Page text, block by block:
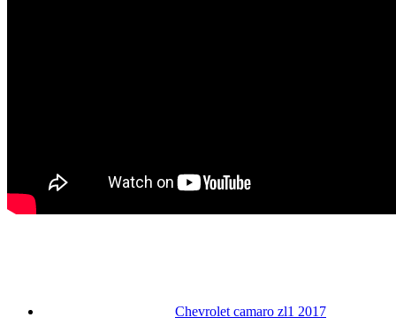
Chevrolet camaro zl1 2017